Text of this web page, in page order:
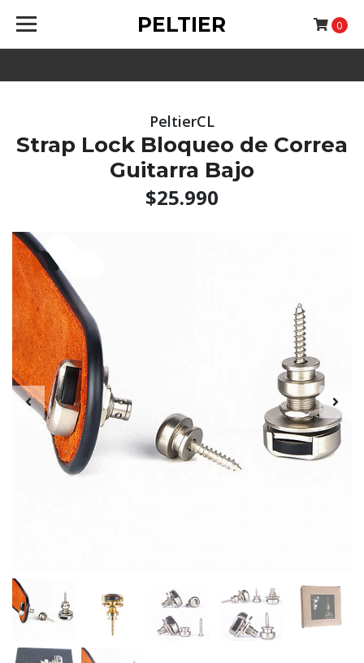
PELTIER 0
PeltierCL
Strap Lock Bloqueo de Correa
Guitarra Bajo
$25.990